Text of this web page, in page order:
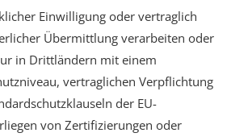
Einwilligung oder vertraglich
Übermittlung verarbeiten oder
in Drittländern mit einem
vertraglichen Verpflichtung
der EU-
von Zertifizierungen oder